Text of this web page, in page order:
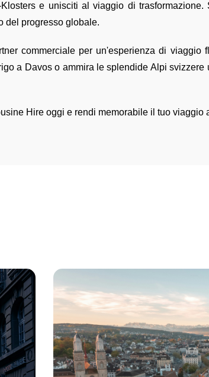
e unisciti al viaggio di
del progresso globale.
commerciale per un'esperienza di viaggio
a Davos o ammira le splendide Alpi
Hire oggi e rendi memorabile il tuo viaggio